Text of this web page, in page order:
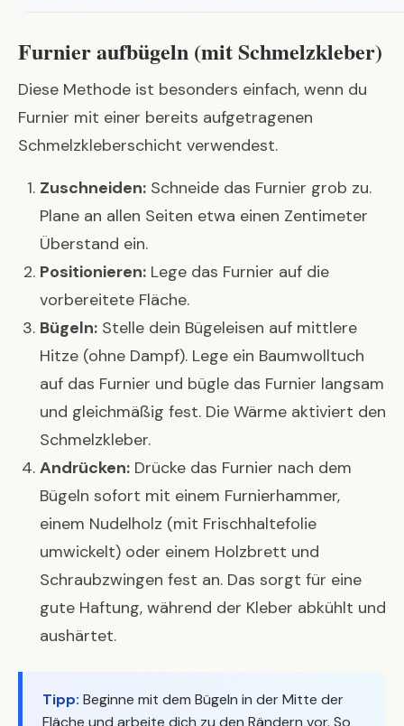
Furnier aufbügeln (mit Schmelzkleber)
Diese Methode ist besonders einfach, wenn du
Furnier mit einer bereits aufgetragenen
Schmelzkleberschicht verwendest.
Zuschneiden: Schneide das Furnier grob zu.
Plane an allen Seiten etwa einen Zentimeter
Überstand ein.
Positionieren: Lege das Furnier auf die
vorbereitete Fläche.
Bügeln: Stelle dein Bügeleisen auf mittlere
Hitze (ohne Dampf). Lege ein Baumwolltuch
auf das Furnier und bügle das Furnier langsam
und gleichmäßig fest. Die Wärme aktiviert den
Schmelzkleber.
Andrücken: Drücke das Furnier nach dem
Bügeln sofort mit einem Furnierhammer,
einem Nudelholz (mit Frischhaltefolie
umwickelt) oder einem Holzbrett und
Schraubzwingen fest an. Das sorgt für eine
gute Haftung, während der Kleber abkühlt und
aushärtet.
Tipp: Beginne mit dem Bügeln in der Mitte der
Fläche und arbeite dich zu den Rändern vor. So